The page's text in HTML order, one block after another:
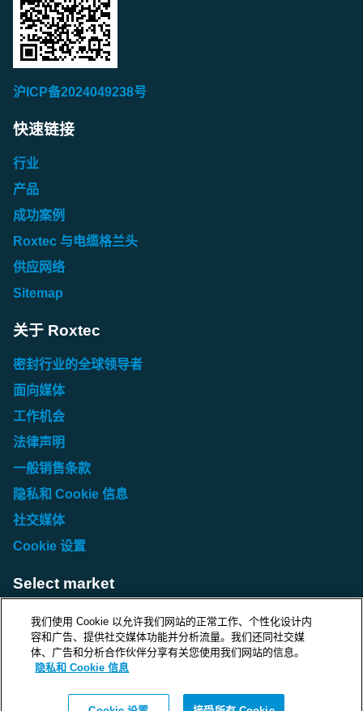
沪ICP备2024049238号
快速链接
行业
产品
成功案例
Roxtec 与电缆格兰头
供应网络
Sitemap
关于 Roxtec
密封行业的全球领导者
面向媒体
工作机会
法律声明
一般销售条款
隐私和 Cookie 信息
社交媒体
Cookie 设置
Select market
Choose local site
Protecting life and assets
我们使用 Cookie 以允许我们网站的正常工作、个性化设计内
容和广告、提供社交媒体功能并分析流量。我们还同社交媒
体、广告和分析合作伙伴分享有关您使用我们网站的信息。
隐私和 Cookie 信息